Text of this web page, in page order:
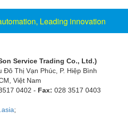
Leading innovation
Service Trading Co., Ltd.)
Thị Vạn Phúc, P. Hiệp Bình
, Việt Nam
0402 - Fax: 028 3517 0403
;